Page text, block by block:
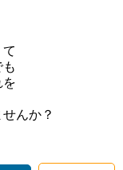
を
んか？